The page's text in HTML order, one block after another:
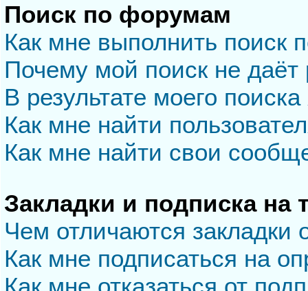
Поиск по форумам
Как мне выполнить
Почему мой поиск не даёт
В результате моего
Как мне найти
Как мне найти свои
Закладки и подписка на
Чем отличаются закладки
Как мне подписаться на